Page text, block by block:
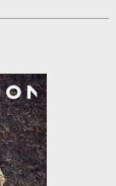
СВО
помогла
выплаты.